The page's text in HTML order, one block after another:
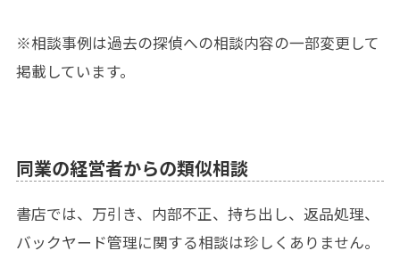
※相談事例は過去の探偵への相談内容の一部変更して
掲載しています。
同業の経営者からの類似相談
書店では、万引き、内部不正、持ち出し、返品処理、
バックヤード管理に関する相談は珍しくありません。